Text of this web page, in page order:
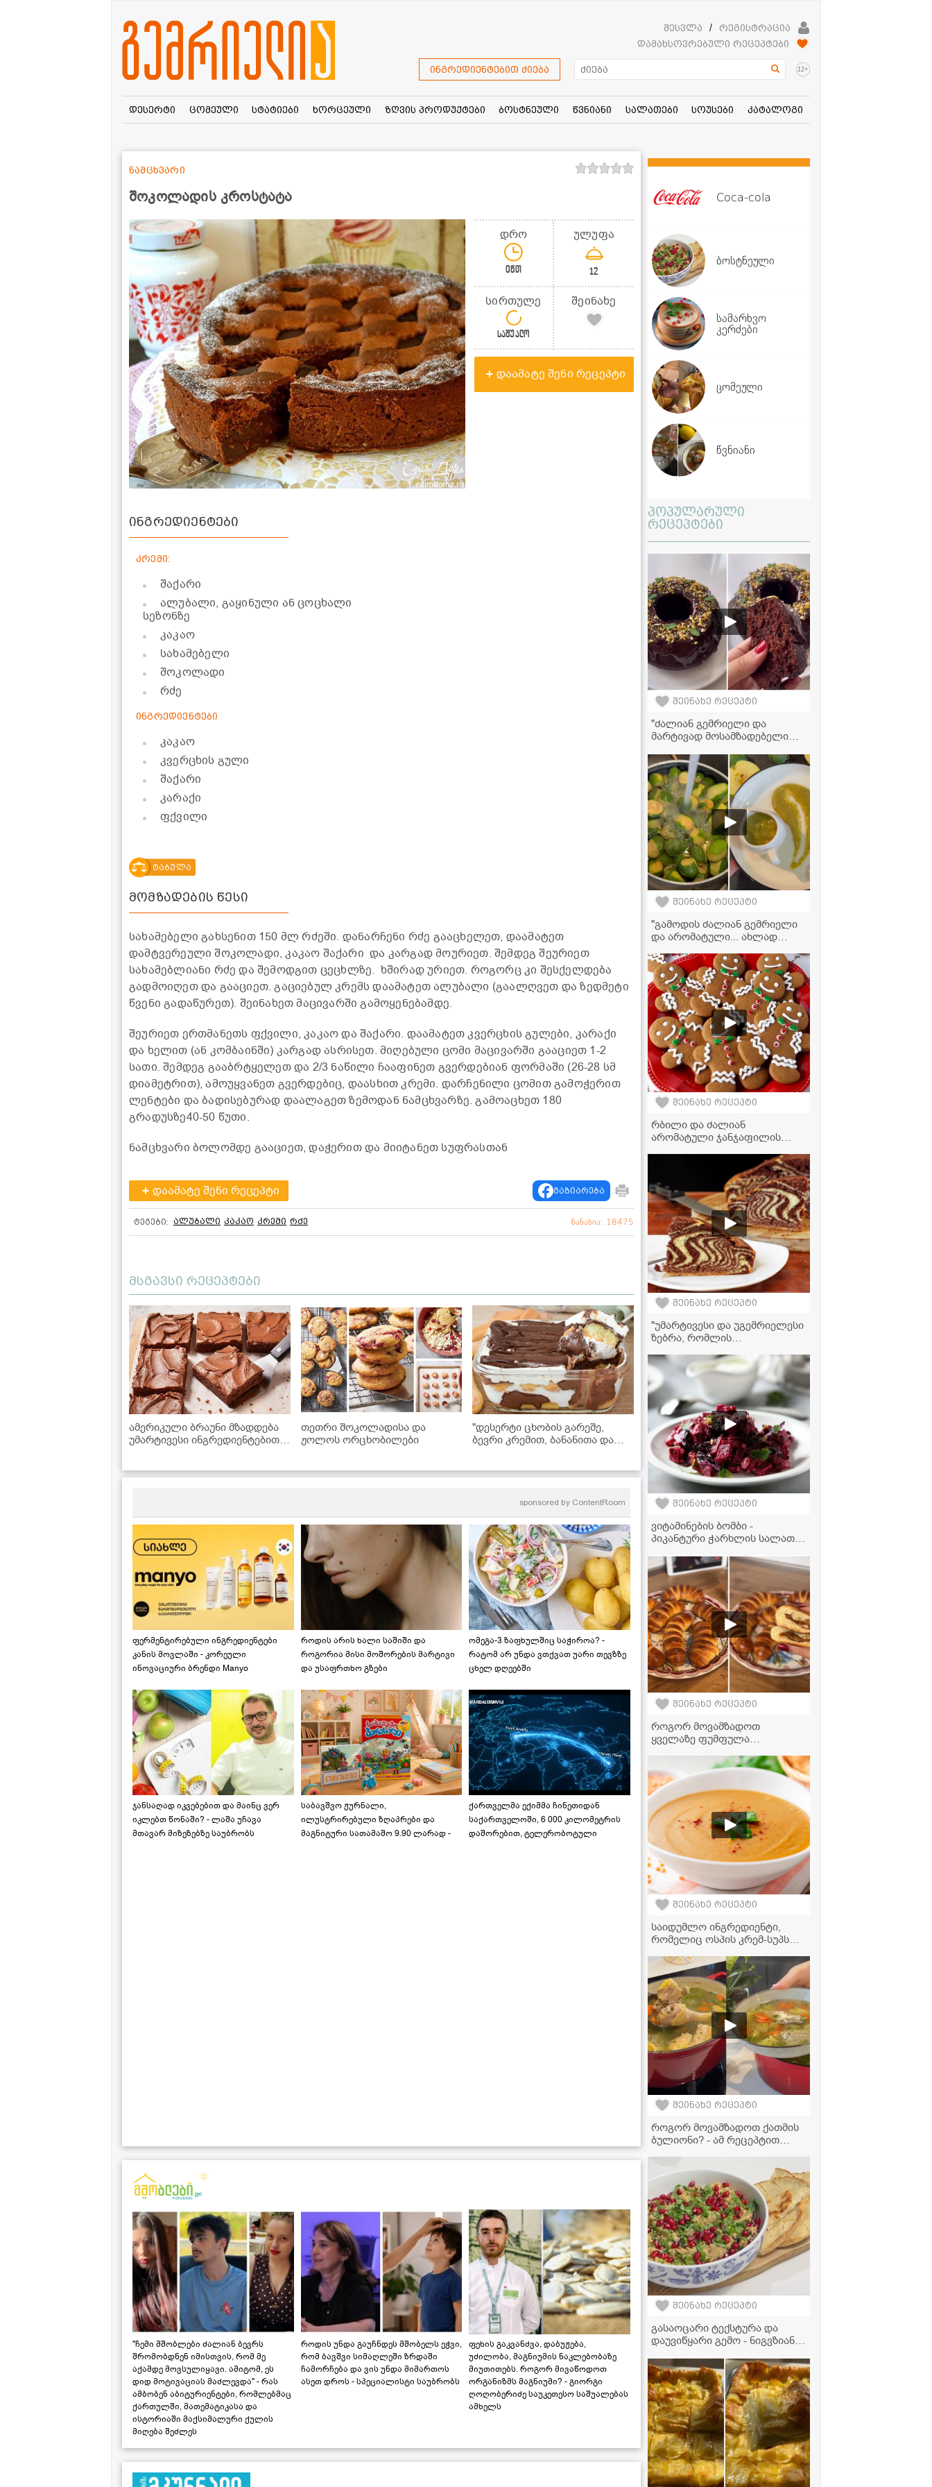
შესვლა /
რეგისტრაცია
დამახსოვრებული რეცეპტები
ინგრედიენტებით ძიება 12+
დესერტი ცომეული სტატიები ხორცეული ზღვის პროდუქტები ბოსტნეული წვნიანი სალათები სოუსები კატალოგი
შოკოლადის კროსტატა
ნამცხვარი
დრო
0წთ
ულუფა
12
სირთულე
საშუალო
შეინახე
დაამატე შენი რეცეპტი
ინგრედიენტები
კრემი:
შაქარი
ალუბალი, გაყინული ან ცოცხალი
სეზონზე
კაკაო
სახამებელი
შოკოლადი
რძე
ინგრედიენტები
კაკაო
კვერცხის გული
შაქარი
კარაქი
ფქვილი
ტაბულა
მომზადების წესი
სახამებელი გახსენით 150 მლ რძეში. დანარჩენი რძე გააცხელეთ, დაამატეთ
დამტვერეული შოკოლადი, კაკაო შაქარი და კარგად მოურიეთ. შემდეგ შეურიეთ
სახამებლიანი რძე და შემოდგით ცეცხლზე. ხშირად ურიეთ. როგორც კი შესქელდება
გადმოიღეთ და გააციეთ. გაციებულ კრემს დაამატეთ ალუბალი (გაალღვეთ და ზედმეტი
წვენი გადაწურეთ). შეინახეთ მაცივარში გამოყენებამდე.
შეურიეთ ერთმანეთს ფქვილი, კაკაო და შაქარი. დაამატეთ კვერცხის გულები, კარაქი
და ხელით (ან კომბაინში) კარგად ასრისეთ. მიღებული ცომი მაცივარში გააციეთ 1-2
სათი. შემდეგ გააბრტყელეთ და 2/3 ნაწილი ჩააფინეთ გვერდებიან ფორმაში (26-28 სმ
დიამეტრით), ამოუყვანეთ გვერდებიც, დაასხით კრემი. დარჩენილი ცომით გამოჭერით
ლენტები და ბადისებურად დაალაგეთ ზემოდან ნამცხვარზე. გამოაცხეთ 180
გრადუსზე40-50 წუთი.
ნამცხვარი ბოლომდე გააციეთ, დაჭერით და მიიტანეთ სუფრასთან
დაამატე შენი რეცეპტი გაზიარება
ტეგები: ალუბალი კაკაო კრემი რძე ნანახია: 18475
მსგავსი რეცეპტები
ამერიკული ბრაუნი მზადდება
უმარტივესი ინგრედიენტებით,
თეთრი შოკოლადისა და
ჟოლოს ორცხობილები
"დესერტი ცხობის გარეშე,
ბევრი კრემით, ბანანითა და
უგემრიელესი!" - ნამცხვრის
sponsored by ContentRoom
ფერმენტირებული ინგრედიენტები
კანის მოვლაში - კორეული
ინოვაციური ბრენდი Manyo
როდის არის ხალი საშიში და
როგორია მისი მოშორების მარტივი
და უსაფრთხო გზები
ომეგა-3 ზაფხულშიც საჭიროა? -
რატომ არ უნდა ვთქვათ უარი თევზზე
ცხელ დღეებში
ჯანსაღად იკვებებით და მაინც ვერ
იკლებთ წონაში? - ლაშა უჩავა
მთავარ მიზეზებზე საუბრობს
საბავშვო ჟურნალი,
ილუსტრირებული ზღაპრები და
მაგნიტური სათამაშო 9.90 ლარად -
ქართველმა ექიმმა ჩინეთიდან
საქართველოში, 6 000 კილომეტრის
დაშორებით, ტელერობოტული
"ჩემი მშობლები ძალიან ბევრს
შრომობდნენ იმისთვის, რომ მე
აქამდე მოვსულიყავი. ამიტომ, ეს
დიდ მოტივაციას მაძლევდა" - რას
ამბობენ აბიტურიენტები, რომლებმაც
ქართულში, მათემატიკასა და
ისტორიაში მაქსიმალური ქულის
მიღება შეძლეს
როდის უნდა გაუჩნდეს მშობელს ეჭვი,
რომ ბავშვი სიმაღლეში ზრდაში
ჩამორჩება და ვის უნდა მიმართოს
ასეთ დროს - სპეციალისტი საუბრობს
ფეხის გაკვანძვა, დაბუჟება,
უძილობა, მაგნიუმის ნაკლებობაზე
მიუთითებს. როგორ მივაწოდოთ
ორგანიზმს მაგნიუმი? - გიორგი
ღოღობერიძე საუკეთესო საშუალებას
ამხელს
Coca-cola
ბოსტნეული
სამარხვო
კერძები
ცომეული
წვნიანი
პოპულარული
რეცეპტები
შეინახე რეცეპტი
"ძალიან გემრიელი და
მარტივად მოსამზადებელი
ინგრედიენტებიც,
დარწმუნებული ვარ,
აუცილებლად მოგეპოვებათ
სახლში" - მკითხველის
ვიდეორეცეპტი
შეინახე რეცეპტი
"გამოდის ძალიან გემრიელი
და არომატული... ახლად
მოგაგონებთ" - ფეიხოას
საწებლის ვიდეორეცეპტი
შეინახე რეცეპტი
რბილი და ძალიან
არომატული ჯანჯაფილის
შეინახე რეცეპტი
"უმარტივესი და უგემრიელესი
ზებრა, რომლის
შეძლებთ!" - ვიდეორეცეპტი
შეინახე რეცეპტი
ვიტამინების ბომბი -
პიკანტური ჭარხლის სალათა
შეინახე რეცეპტი
როგორ მოვამზადოთ
ყველაზე ფუმფულა
რძის შიგთავსით - უმარტივესი
რეცეპტი!
შეინახე რეცეპტი
საიდუმლო ინგრედიენტი,
რომელიც ოსპის კრემ-სუპს
ასეთი გემრიელი ჯერ
არაფერი გაგისინჯავთ!
შეინახე რეცეპტი
როგორ მოვამზადოთ ქათმის
ბულიონი? - ამ რეცეპტით
შეინახე რეცეპტი
გასაოცარი ტექსტურა და
დაუვიწყარი გემო - ნიგვზიანი